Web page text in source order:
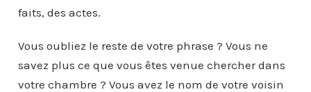
faits, des actes.
Vous oubliez le reste de votre phrase ? Vous ne
savez plus ce que vous êtes venue chercher dans
votre chambre ? Vous avez le nom de votre voisin